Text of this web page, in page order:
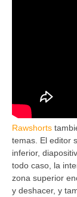
Rawshorts
temas. El editor
inferior,
todo caso, la
zona superior
y deshacer, y